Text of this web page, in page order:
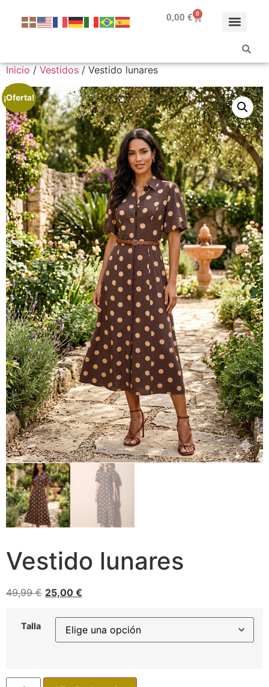
0,00 € 0
Inicio / Vestidos / Vestido lunares
¡Oferta!
Vestido lunares
49,99€ 25,00 €
Talla